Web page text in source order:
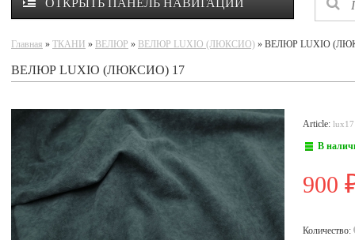
ОТКРЫТЬ ПАНЕЛЬ НАВИГАЦИИ
Главная » ТКАНИ » ВЕЛЮР » ВЕЛЮР LUXIO (ЛЮКСИО) » ВЕЛЮР LUXIO
ВЕЛЮР LUXIO (ЛЮКСИО) 17
Article: lux17
В
900
Количество: